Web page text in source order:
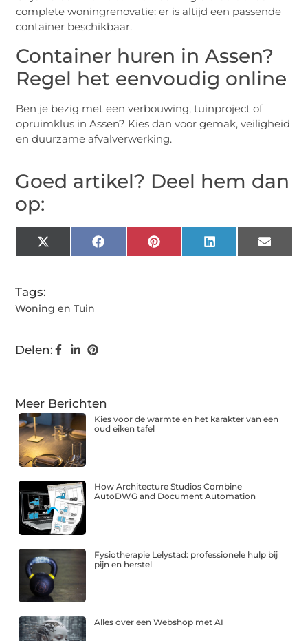
complete woningrenovatie: er is altijd een passende
container beschikbaar.
Container huren in Assen?
Regel het eenvoudig online
Ben je bezig met een verbouwing, tuinproject of
opruimklus in Assen? Kies dan voor gemak, veiligheid
en duurzame afvalverwerking.
Goed artikel? Deel hem dan
op:
X
(Twitter)
FacebookPinterestLinkedIn Email
Tags:
Woning en Tuin
Delen:
Meer Berichten
Kies voor de warmte en het karakter van een
oud eiken tafel
How Architecture Studios Combine
AutoDWG and Document Automation
Fysiotherapie Lelystad: professionele hulp bij
pijn en herstel
Alles over een Webshop met AI